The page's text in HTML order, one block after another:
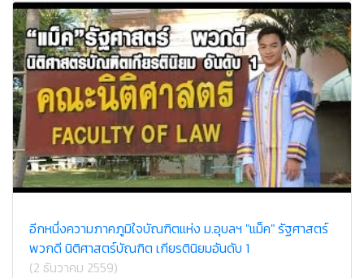
อีกหนึ่งความภาคภูมิใจบัณฑิตแห่ง ม.อุบลฯ "แม็ค" รัฐศาสตร์
พวกดี นิติศาสตร์บัณฑิต เกียรตินิยมอันดับ 1
(2 ธันวาคม 2559)